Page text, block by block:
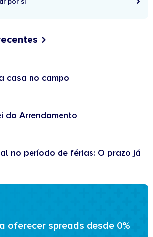
por si
casa no campo
do Arrendamento
no período de férias: O prazo já
oferecer spreads desde 0%